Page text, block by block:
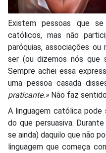
Existem pessoas que
católicos, mas não
paróquias, associações
ser (ou dizemos nós que
Sempre achei essa
uma pessoa casada
praticante.» Não faz
A linguagem católica pode
do que persuasiva.
se ainda) daquilo que não
linguagem que começa